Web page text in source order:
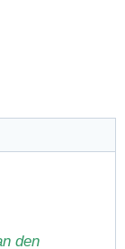
den